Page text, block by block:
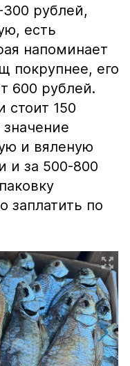
300 рублей,
есть
напоминает
покрупнее, его
600 рублей.
150
и вяленую
и за 500-800
заплатить по